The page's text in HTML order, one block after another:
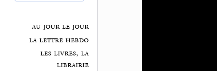
au jour le jour
la lettre hebdo
les livres, la
librairie